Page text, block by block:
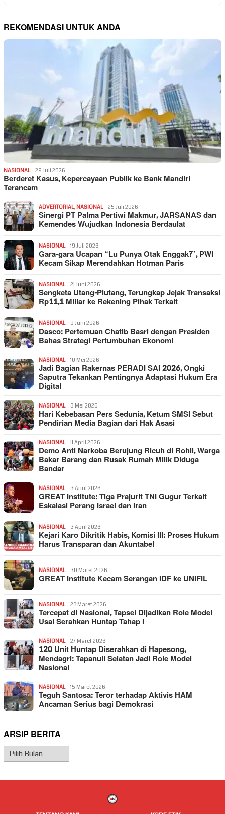
REKOMENDASI UNTUK ANDA
NASIONAL 29 Juli 2026
Berderet Kasus, Kepercayaan Publik ke Bank Mandiri
Terancam
ADVERTORIAL, NASIONAL 25 Juli 2026
Sinergi PT Palma Pertiwi Makmur, JARSANAS dan
Kemendes Wujudkan Indonesia Berdaulat
NASIONAL 19 Juli 2026
Gara-gara Ucapan “Lu Punya Otak Enggak?”, PWI
Kecam Sikap Merendahkan Hotman Paris
NASIONAL 21 Juni 2026
Sengketa Utang-Piutang, Terungkap Jejak Transaksi
Rp11,1 Miliar ke Rekening Pihak Terkait
NASIONAL 9 Juni 2026
Dasco: Pertemuan Chatib Basri dengan Presiden
Bahas Strategi Pertumbuhan Ekonomi
NASIONAL 10 Mei 2026
Jadi Bagian Rakernas PERADI SAI 2026, Ongki
Saputra Tekankan Pentingnya Adaptasi Hukum Era
Digital
NASIONAL 3 Mei 2026
Hari Kebebasan Pers Sedunia, Ketum SMSI Sebut
Pendirian Media Bagian dari Hak Asasi
NASIONAL 11 April 2026
Demo Anti Narkoba Berujung Ricuh di Rohil, Warga
Bakar Barang dan Rusak Rumah Milik Diduga
Bandar
NASIONAL 3 April 2026
GREAT Institute: Tiga Prajurit TNI Gugur Terkait
Eskalasi Perang Israel dan Iran
NASIONAL 3 April 2026
Kejari Karo Dikritik Habis, Komisi III: Proses Hukum
Harus Transparan dan Akuntabel
NASIONAL 30 Maret 2026
GREAT Institute Kecam Serangan IDF ke UNIFIL
NASIONAL 28 Maret 2026
Tercepat di Nasional, Tapsel Dijadikan Role Model
Usai Serahkan Huntap Tahap I
NASIONAL 27 Maret 2026
120 Unit Huntap Diserahkan di Hapesong,
Mendagri: Tapanuli Selatan Jadi Role Model
Nasional
NASIONAL 15 Maret 2026
Teguh Santosa: Teror terhadap Aktivis HAM
Ancaman Serius bagi Demokrasi
ARSIP BERITA
Arsip
Berita